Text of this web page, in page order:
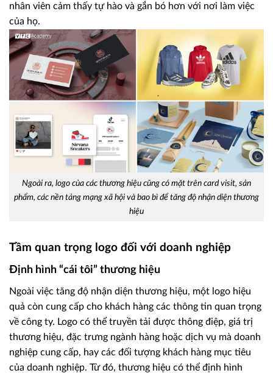
nhân viên cảm thấy tự hào và gắn bó hơn với nơi làm việc
của họ.
Ngoài ra, logo của các thương hiệu cũng có mặt trên card visit, sản
phẩm, các nền tảng mạng xã hội và bao bì để tăng độ nhận diện thương
hiệu
Tầm quan trọng logo đối với doanh nghiệp
Định hình “cái tôi” thương hiệu
Ngoài việc tăng độ nhận diện thương hiệu, một logo hiệu
quả còn cung cấp cho khách hàng các thông tin quan trọng
về công ty. Logo có thể truyền tải được thông điệp, giá trị
thương hiệu, đặc trưng ngành hàng hoặc dịch vụ mà doanh
nghiệp cung cấp, hay các đối tượng khách hàng mục tiêu
của doanh nghiệp. Từ đó, thương hiệu có thể định hình